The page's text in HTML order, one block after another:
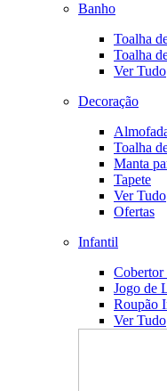
Banho
Toalha
Toalha
Ver Tudo
Decoração
Toalha
Manta
Tapete
Ver Tudo
Ofertas
Infantil
Jogo de
Roupão
Ver Tudo